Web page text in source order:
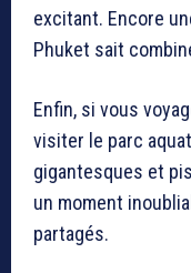
excitant. Encore
Phuket sait
Enfin, si vous
visiter le parc
gigantesques et
un moment
partagés.